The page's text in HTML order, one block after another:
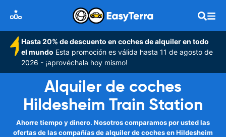
Hasta 20% de descuento en coches de alquiler en todo
el mundo Esta promoción es válida hasta 11 de agosto de
2026 - ¡aprovéchala hoy mismo!
Alquiler de coches
Hildesheim Train Station
Ahorre tiempo y dinero. Nosotros comparamos por usted las
ofertas de las compañías de alquiler de coches en Hildesheim